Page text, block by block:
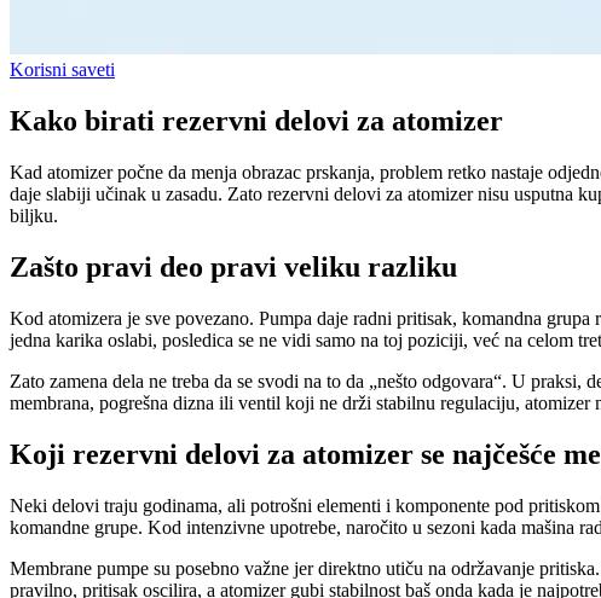
Korisni saveti
Kako birati rezervni delovi za atomizer
Kad atomizer počne da menja obrazac prskanja, problem retko nastaje
daje slabiji učinak u zasadu. Zato rezervni delovi za atomizer nisu usputna
biljku.
Zašto pravi deo pravi veliku razliku
Kod atomizera je sve povezano. Pumpa daje radni pritisak, komandna
jedna karika oslabi, posledica se ne vidi samo na toj poziciji, već na celom
Zato zamena dela ne treba da se svodi na to da „nešto odgovara“. U
membrana, pogrešna dizna ili ventil koji ne drži stabilnu regulaciju,
Koji rezervni delovi za atomizer se najčešće
Neki delovi traju godinama, ali potrošni elementi i komponente pod
komandne grupe. Kod intenzivne upotrebe, naročito u sezoni kada mašina
Membrane pumpe su posebno važne jer direktno utiču na održavanje
pravilno, pritisak oscilira, a atomizer gubi stabilnost baš onda kada je